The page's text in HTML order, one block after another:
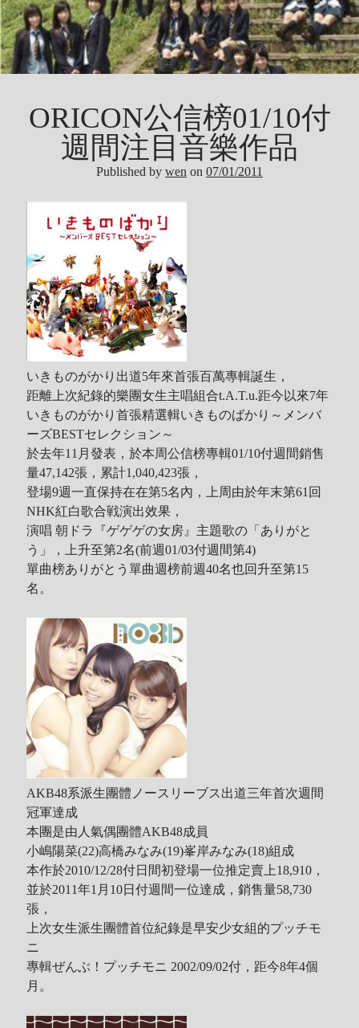
ORICON公信榜01/10付
週間注目音樂作品
Published by wen on 07/01/2011
いきものがかり出道5年來首張百萬專輯誕生，
距離上次紀錄的樂團女生主唱組合t.A.T.u.距今以來7年
いきものがかり首張精選輯いきものばかり～メンバ
ーズBESTセレクション～
於去年11月發表，於本周公信榜專輯01/10付週間銷售
量47,142張，累計1,040,423張，
登場9週一直保持在在第5名內，上周由於年末第61回
NHK紅白歌合戦演出效果，
演唱 朝ドラ『ゲゲゲの女房』主題歌の「ありがと
う」，上升至第2名(前週01/03付週間第4)
單曲榜ありがとう單曲週榜前週40名也回升至第15
名。
AKB48系派生團體ノースリーブス出道三年首次週間
冠軍達成
本團是由人氣偶團體AKB48成員
小嶋陽菜(22)高橋みなみ(19)峯岸みなみ(18)組成
本作於2010/12/28付日間初登場一位推定賣上18,910，
並於2011年1月10日付週間一位達成，銷售量58,730
張，
上次女生派生團體首位紀錄是早安少女組的プッチモ
ニ
專輯ぜんぶ！プッチモニ 2002/09/02付，距今8年4個
月。